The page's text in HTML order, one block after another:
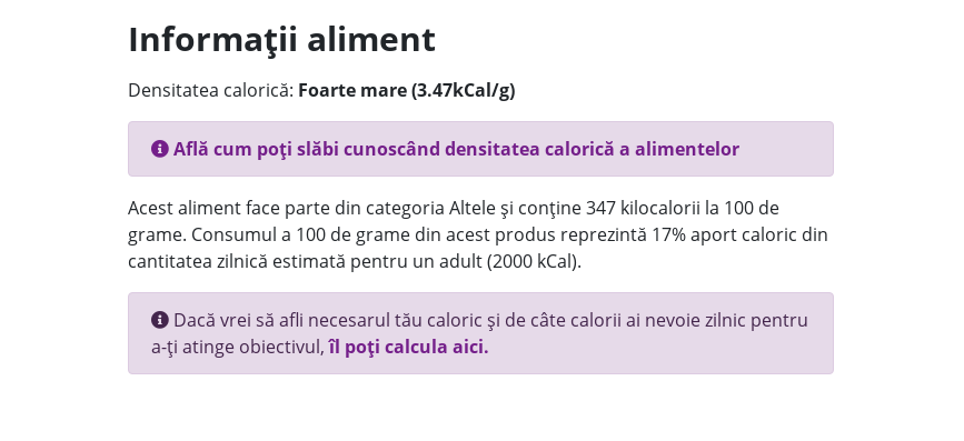
Informații aliment
Densitatea calorică: Foarte mare (3.47kCal/g)
Află cum poți slăbi cunoscând densitatea calorică a alimentelor
Acest aliment face parte din categoria Altele și conține 347 kilocalorii la 100 de
grame. Consumul a 100 de grame din acest produs reprezintă 17% aport caloric din
cantitatea zilnică estimată pentru un adult (2000 kCal).
Dacă vrei să afli necesarul tău caloric și de câte calorii ai nevoie zilnic pentru
a-ți atinge obiectivul,îl poți calcula aici.